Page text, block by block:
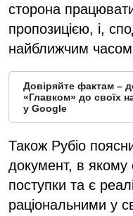
сторона
пропозицією, і,
найближчим
Довіряйте фактам –
«Главком» до своїх
у Google
Також Рубіо
документ, в якому
поступки та є
раціональними у